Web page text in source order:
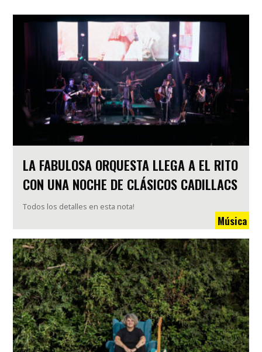
LA FABULOSA ORQUESTA LLEGA A EL RITO
CON UNA NOCHE DE CLÁSICOS CADILLACS
Todos los detalles en esta nota!
Música